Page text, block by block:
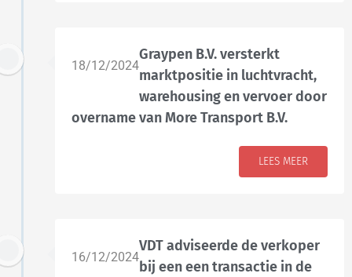
18/12/2024
Graypen B.V. versterkt
marktpositie in luchtvracht,
warehousing en vervoer door
overname van More Transport B.V.
LEES MEER
16/12/2024
VDT adviseerde de verkoper
bij een een transactie in de